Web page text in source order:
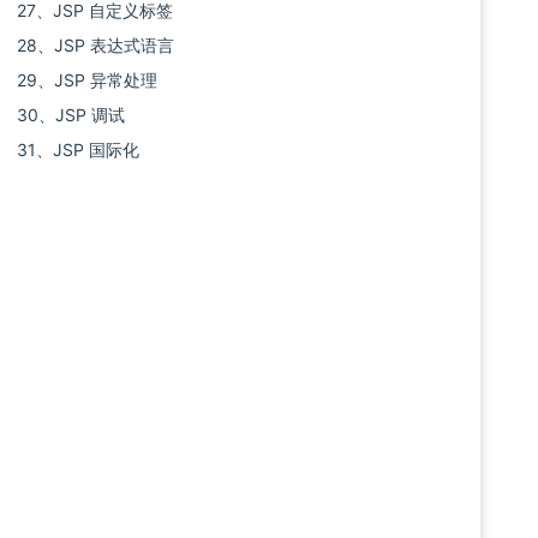
27、JSP 自定义标签
28、JSP 表达式语言
29、JSP 异常处理
30、JSP 调试
31、JSP 国际化